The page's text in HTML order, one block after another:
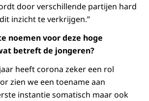
door verschillende partijen hard
inzicht te verkrijgen.”
noemen voor deze hoge
betreft de jongeren?
heeft corona zeker een rol
zien we een toename aan
instantie somatisch maar ook